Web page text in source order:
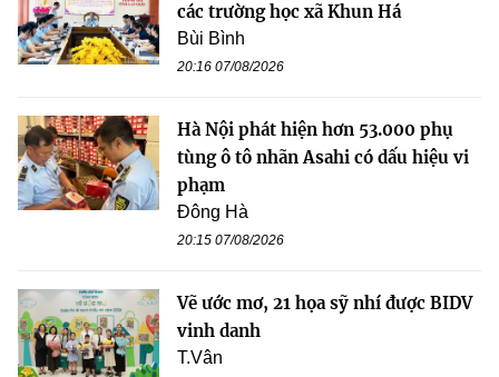
các trường học xã Khun Há
Bùi Bình
20:16 07/08/2026
Hà Nội phát hiện hơn 53.000 phụ
tùng ô tô nhãn Asahi có dấu hiệu vi
phạm
Đông Hà
20:15 07/08/2026
Vẽ ước mơ, 21 họa sỹ nhí được BIDV
vinh danh
T.Vân